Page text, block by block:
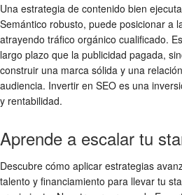
Una estrategia de contenido bien
Semántico robusto, puede posicionar a
atrayendo tráfico orgánico cualificado.
largo plazo que la publicidad pagada,
construir una marca sólida y una
audiencia. Invertir en SEO es una
y rentabilidad.
Aprende a escalar tu
Descubre cómo aplicar estrategias
talento y financiamiento para llevar tu